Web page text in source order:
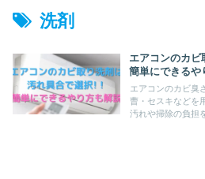
洗剤
エアコンのカビ
簡単にできるや
エアコンのカビ臭
曹・セスキなどを
汚れや掃除の負担